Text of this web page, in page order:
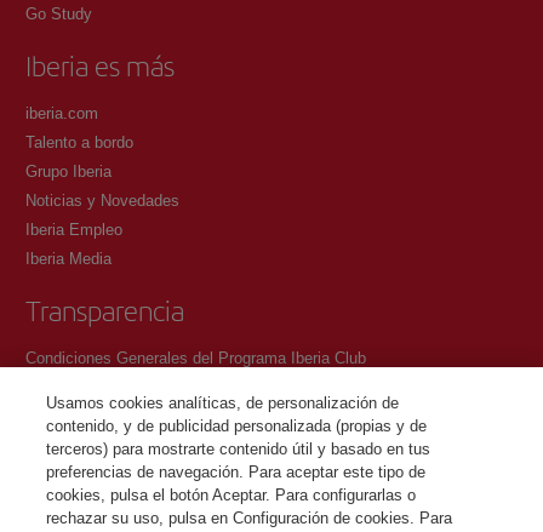
Go Study
Iberia es más
iberia.com
Talento a bordo
Grupo Iberia
Noticias y Novedades
Iberia Empleo
Iberia Media
Transparencia
Condiciones Generales del Programa Iberia Club
Política de protección de datos personales
Gestión y Política de cookies
Contacto
Usamos cookies analíticas, de personalización de
contenido, y de publicidad personalizada (propias y de
terceros) para mostrarte contenido útil y basado en tus
preferencias de navegación. Para aceptar este tipo de
cookies, pulsa el botón Aceptar. Para configurarlas o
rechazar su uso, pulsa en Configuración de cookies. Para